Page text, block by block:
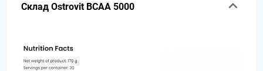
Склад Ostrovit BCAA 5000